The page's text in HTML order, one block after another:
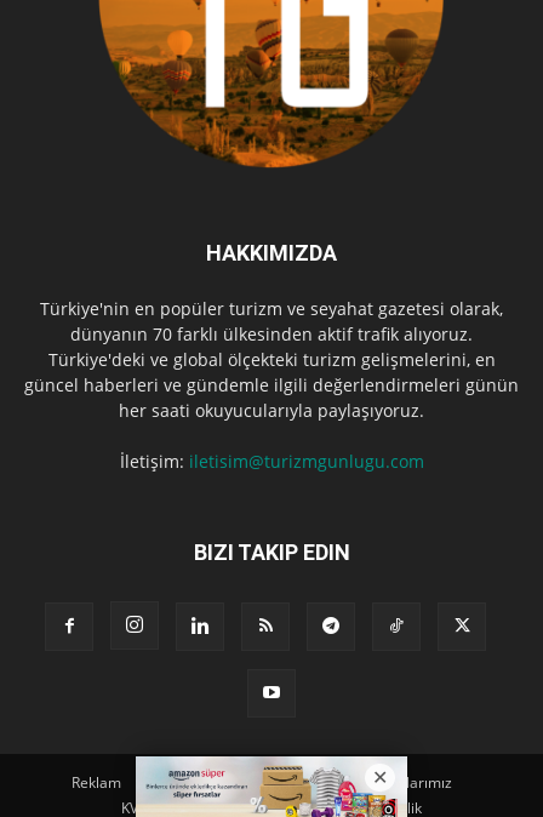
HAKKIMIZDA
Türkiye'nin en popüler turizm ve seyahat gazetesi olarak,
dünyanın 70 farklı ülkesinden aktif trafik alıyoruz.
Türkiye'deki ve global ölçekteki turizm gelişmelerini, en
güncel haberleri ve gündemle ilgili değerlendirmeleri günün
her saati okuyucularıyla paylaşıyoruz.
İletişim: iletisim@turizmgunlugu.com
BIZI TAKIP EDIN
Reklam Künye Hakkımızda Iletişim
Yazarlarımız
KVKK Aydınlatma Metni
Kullanım ve Gizlilik